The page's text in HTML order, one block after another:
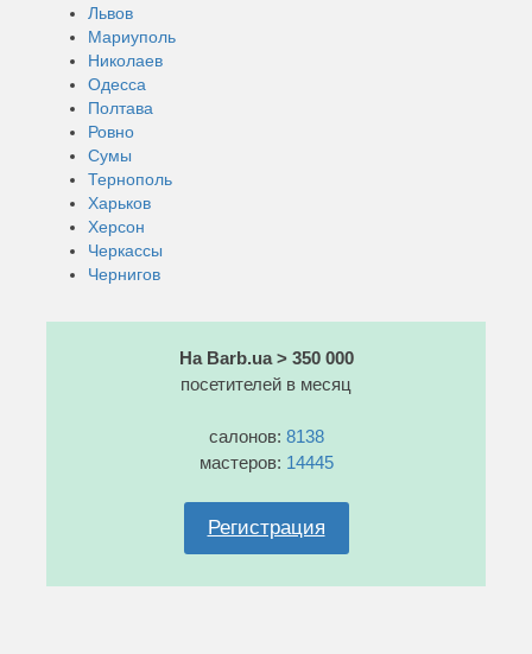
Львов
Мариуполь
Николаев
Одесса
Полтава
Ровно
Сумы
Тернополь
Харьков
Херсон
Черкассы
Чернигов
На Barb.ua > 350 000
посетителей в месяц
салонов: 8138
мастеров: 14445
Регистрация